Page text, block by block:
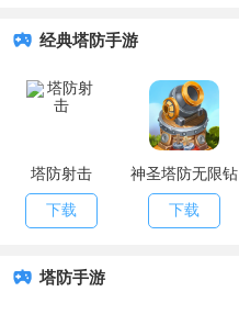
经典塔防手游
塔防射击
下载
神圣塔防无限钻
石版
下载
塔防手游